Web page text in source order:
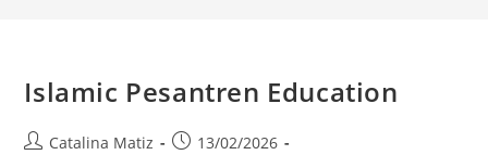
Islamic Pesantren Education
AutorCatalina Matiz
Publicación
13/02/2026